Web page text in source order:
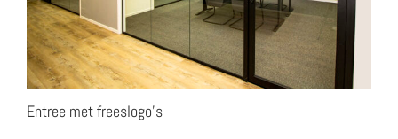
Entree met freeslogo’s